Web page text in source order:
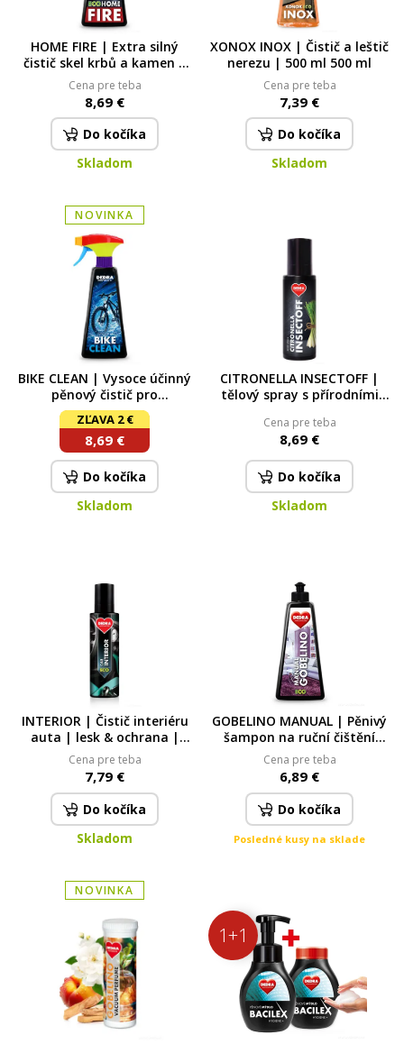
HOME FIRE | Extra silný
čistič skel krbů a kamen |
500 ml 500 ml
Cena pre teba
8,69 €
Do kočíka
Skladom
XONOX INOX | Čistič a leštič
nerezu | 500 ml 500 ml
Cena pre teba
7,39 €
Do kočíka
Skladom
NOVINKA
BIKE CLEAN | Vysoce účinný
pěnový čistič pro
každodenní údržbu jízdních
kol & elektrokol | 500 ml
ZĽAVA 2 €
8,69 €
Do kočíka
Skladom
CITRONELLA INSECTOFF |
tělový spray s přírodními
před hmyzem 100 ml
Cena pre teba
8,69 €
Do kočíka
Skladom
INTERIOR | Čistič interiéru
auta | lesk & ochrana |
250 ml 250 ml
Cena pre teba
7,79 €
Do kočíka
Skladom
GOBELINO MANUAL | Pěnivý
šampon na ruční čištění
koberců a čalounění 500 ml
Cena pre teba
6,89 €
Do kočíka
Posledné kusy na sklade
NOVINKA
1+1